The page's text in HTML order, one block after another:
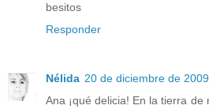
besitos
Responder
Nélida 20 de diciembre de
Ana ¡qué delicia! En la tierra